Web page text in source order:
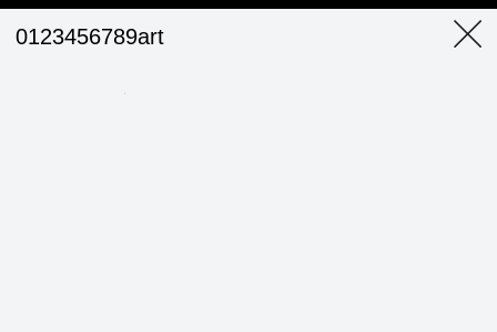
0123456789art